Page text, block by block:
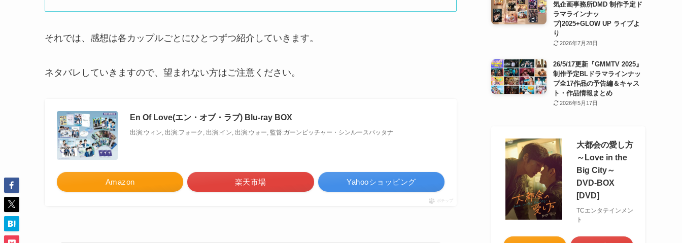
それでは、感想は各カップルごとにひとつずつ紹介していきます。
ネタバレしていきますので、望まれない方はご注意ください。
En Of Love(エン・オブ・ラブ) Blu-ray BOX
出演:ウィン, 出演:フォーク, 出演:イン, 出演:ウォー, 監督:ガーンピッチャー・シンルースパッタナ
Amazon 楽天市場 Yahooショッピング
ポチップ
気企画事務所DMD 制作予定ド
ラマラインナッ
プ|2025+GLOW UP ライブよ
り
2026年7月28日
26/5/17更新『GMMTV 2025』
制作予定BLドラマラインナッ
プ全17作品の予告編＆キャス
ト・作品情報まとめ
2026年5月17日
大都会の愛し方
～Love in the
Big City～
DVD-BOX
[DVD]
TCエンタテインメン
ト